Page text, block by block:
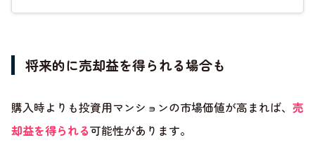
将来的に売却益を得られる場合も
購入時よりも投資用マンションの市場価値が高まれば、 売
却益を得られる可能性があります。